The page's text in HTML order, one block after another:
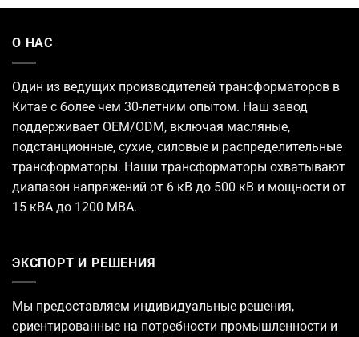
О НАС
Один из ведущих производителей трансформаторов в
Китае с более чем 30-летним опытом. Наш завод
поддерживает OEM/ODM, включая масляные,
подстанционные, сухие, силовые и распределительные
трансформаторы. Наши трансформаторы охватывают
диапазон напряжений от 6 кВ до 500 кВ и мощности от
15 кВА до 1200 МВА.
ЭКСПОРТ И РЕШЕНИЯ
Мы предоставляем индивидуальные решения,
ориентированные на потребности промышленности и